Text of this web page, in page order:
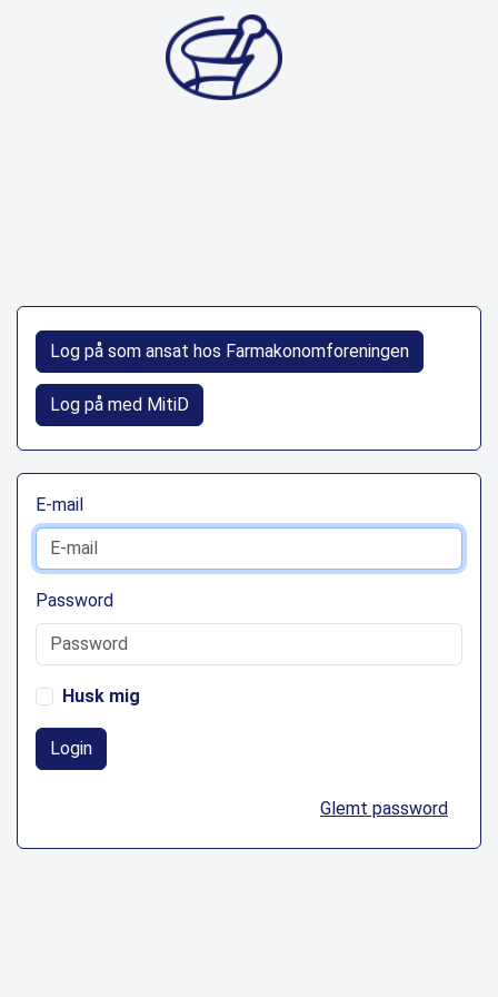
Log på som ansat hos Farmakonomforeningen
Log på med MitiD
E-mail
Password
Husk mig
Login
Glemt password